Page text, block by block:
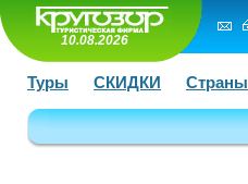
10.08.2026
Туры СКИДКИ Страны